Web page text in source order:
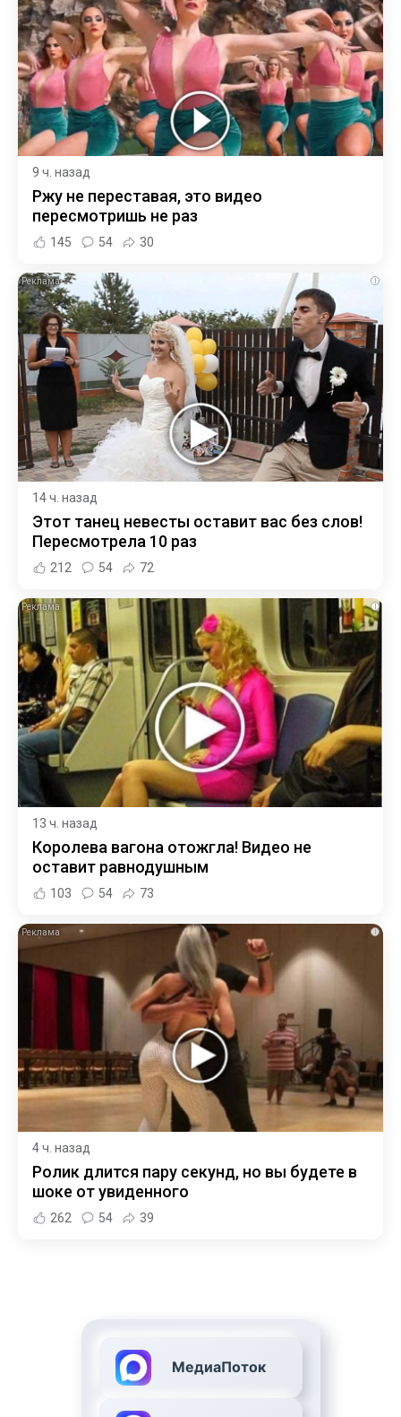
9 ч. назад
Ржу не переставая, это видео
пересмотришь не раз
145 54 30
i
14 ч. назад
Этот танец невесты оставит вас без слов!
Пересмотрела 10 раз
212 54 72
i
13 ч. назад
Королева вагона отожгла! Видео не
оставит равнодушным
103 54 73
i
4 ч. назад
Ролик длится пару секунд, но вы будете в
шоке от увиденного
262 54 39
МедиаПоток